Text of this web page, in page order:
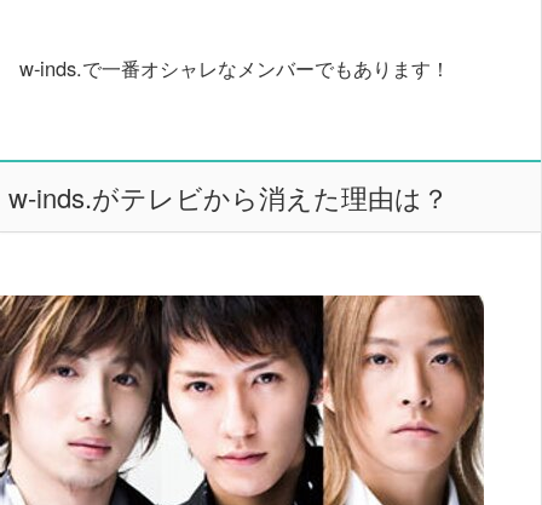
w-inds.で一番オシャレなメンバーでもあります！
w-inds.がテレビから消えた理由は？